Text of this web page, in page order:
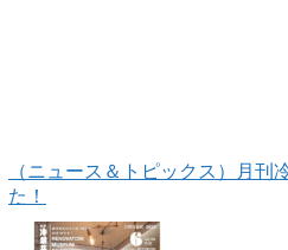
（ニュース＆トピックス）月刊
た！